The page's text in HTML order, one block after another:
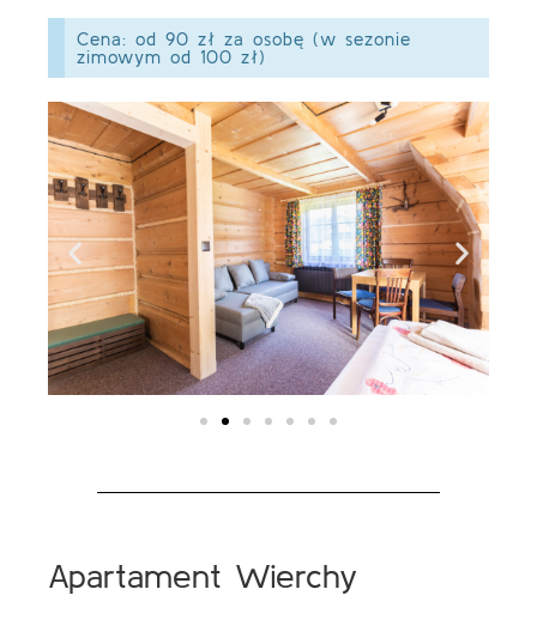
Cena: od 90 zł za osobę (w sezonie
zimowym od 100 zł)
Apartament Wierchy